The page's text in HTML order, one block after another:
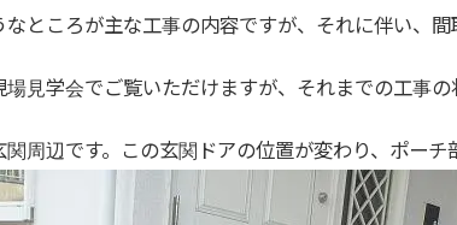
なところが主な工事の内容ですが、それに伴い、
見学会でご覧いただけますが、それまでの工事の
関周辺です。この玄関ドアの位置が変わり、ポーチ